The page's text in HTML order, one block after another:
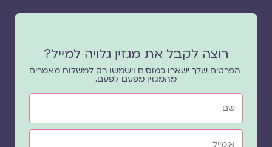
רוצה לקבל את מגזין גלויה למייל?
הפרטים שלך ישארו כמוסים וישמשו רק למשלוח מאמרים
מהמגזין מפעם לפעם.
שם
אימייל